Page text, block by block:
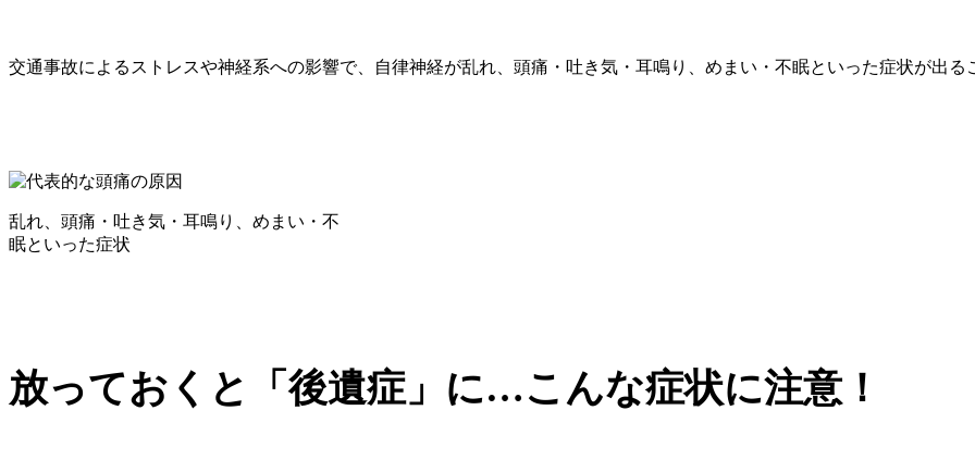
交通事故によるストレスや神経系への影響で、自律神経が乱れ、頭痛・吐き気・耳鳴り、めまい・不眠といった症状が出る
乱れ、頭痛・吐き気・耳鳴り、めまい・不
眠といった症状
放っておくと「後遺症」に…こんな症状に注意！